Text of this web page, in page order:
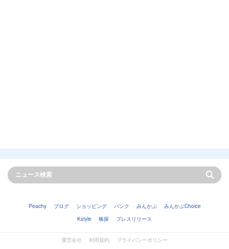
Peachy ブログ ショッピング バンク みんかぶ
みんかぶChoice
Kstyle
株探 プレスリリース
運営会社 利用規約
プライバシーポリシー